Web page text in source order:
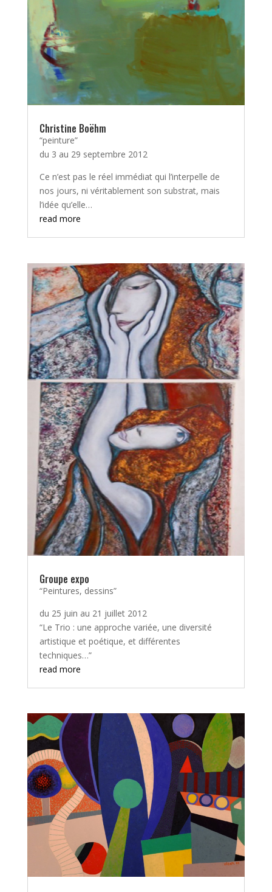
Christine Boëhm
“peinture”
du 3 au 29 septembre 2012
Ce n’est pas le réel immédiat qui l’interpelle de
nos jours, ni véritablement son substrat, mais
l’idée qu’elle…
read more
Groupe expo
“Peintures, dessins”
du 25 juin au 21 juillet 2012
“Le Trio : une approche variée, une diversité
artistique et poétique, et différentes
techniques…”
read more